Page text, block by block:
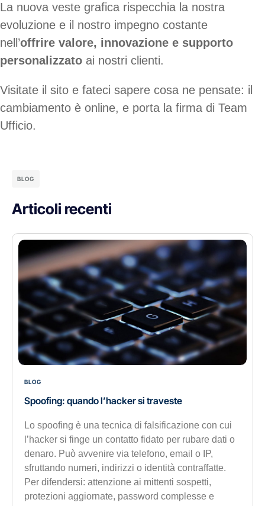
La nuova veste grafica rispecchia la nostra
evoluzione e il nostro impegno costante
nell’offrire valore, innovazione e supporto
personalizzato ai nostri clienti.
Visitate il sito e fateci sapere cosa ne pensate: il
cambiamento è online, e porta la firma di Team
Ufficio.
BLOG
Articoli recenti
BLOG
Spoofing: quando l’hacker si traveste
Lo spoofing è una tecnica di falsificazione con cui
l’hacker si finge un contatto fidato per rubare dati o
denaro. Può avvenire via telefono, email o IP,
sfruttando numeri, indirizzi o identità contraffatte.
Per difendersi: attenzione ai mittenti sospetti,
protezioni aggiornate, password complesse e